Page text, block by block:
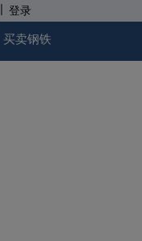
| 登录
买卖钢铁